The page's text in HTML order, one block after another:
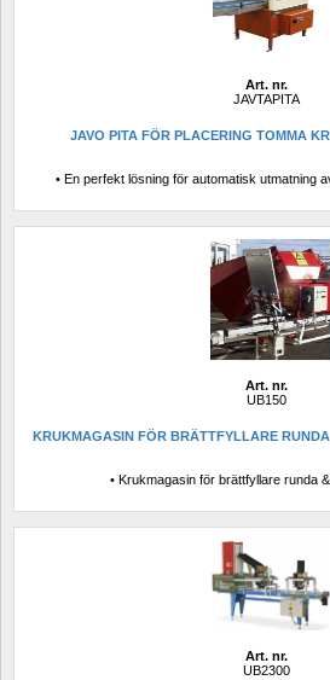
Art. nr.
JAVTAPITA
JAVO PITA FÖR PLACERING TOMMA
• En perfekt lösning för automatisk utmatning
Art. nr.
UB150
KRUKMAGASIN FÖR BRÄTTFYLLARE
• Krukmagasin för brättfyllare runda
Art. nr.
UB2300